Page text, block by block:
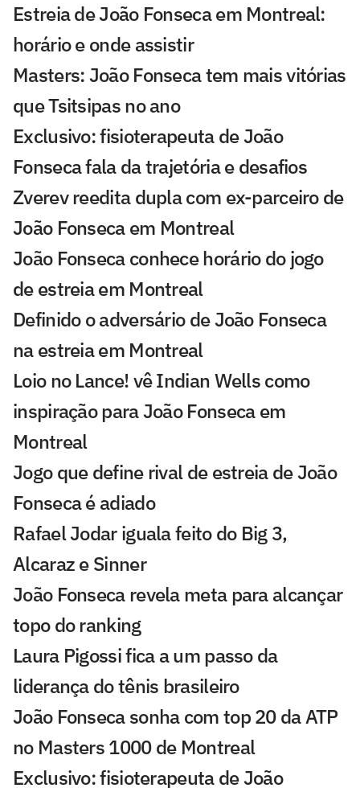
Estreia de João Fonseca em Montreal:
horário e onde assistir
Masters: João Fonseca tem mais vitórias
que Tsitsipas no ano
Exclusivo: fisioterapeuta de João
Fonseca fala da trajetória e desafios
Zverev reedita dupla com ex-parceiro de
João Fonseca em Montreal
João Fonseca conhece horário do jogo
de estreia em Montreal
Definido o adversário de João Fonseca
na estreia em Montreal
Loio no Lance! vê Indian Wells como
inspiração para João Fonseca em
Montreal
Jogo que define rival de estreia de João
Fonseca é adiado
Rafael Jodar iguala feito do Big 3,
Alcaraz e Sinner
João Fonseca revela meta para alcançar
topo do ranking
Laura Pigossi fica a um passo da
liderança do tênis brasileiro
João Fonseca sonha com top 20 da ATP
no Masters 1000 de Montreal
Exclusivo: fisioterapeuta de João